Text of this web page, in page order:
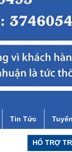
Tin Tức
HỔ TRỢ